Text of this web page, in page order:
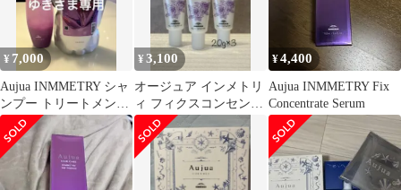
¥ 7,000
Aujua INMMETRY シャ
ンプー トリートメント
セット
¥3,100
オージュア インメトリ
ィ フィクスコンセント
レート ミルク20g×3本
セット
¥4,400
Aujua INMMETRY Fix
Concentrate Serum